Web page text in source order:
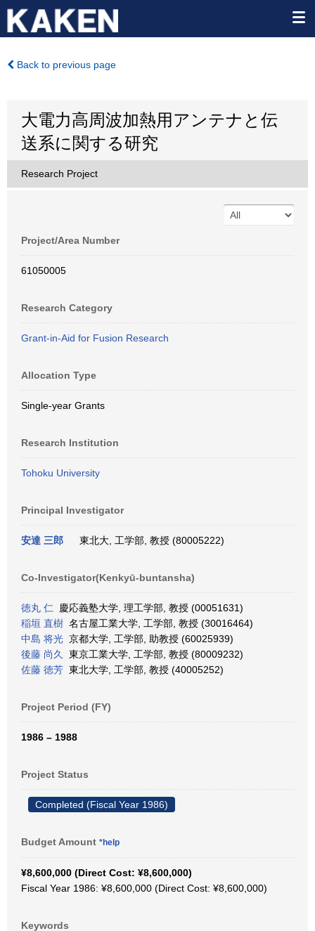
Back to previous page
大電力高周波加熱用アンテナと伝
送系に関する研究
Research Project
Project/Area Number
61050005
Research Category
Grant-in-Aid for Fusion Research
Allocation Type
Single-year Grants
Research Institution
Tohoku University
Principal Investigator
安達 三郎 東北大, 工学部, 教授 (80005222)
Co-Investigator(Kenkyū-buntansha)
徳丸 仁 慶応義塾大学, 理工学部, 教授 (00051631)
稲垣 直樹 名古屋工業大学, 工学部, 教授 (30016464)
中島 将光 京都大学, 工学部, 助教授 (60025939)
後藤 尚久
東京工業大学, 工学部, 教授 (80009232)
佐藤 徳芳 東北大学, 工学部, 教授 (40005252)
Project Period (FY)
1986 – 1988
Project Status
Completed (Fiscal Year 1986)
Budget Amount *help
¥8,600,000 (Direct Cost: ¥8,600,000)
Fiscal Year 1986: ¥8,600,000 (Direct Cost: ¥8,600,000)
Keywords